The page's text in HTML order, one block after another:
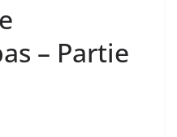
– Partie